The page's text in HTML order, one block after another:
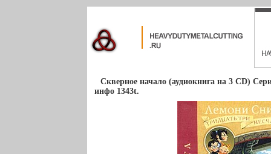
Скверное начало (аудиокнига на 3 CD)
инфо 1343t.